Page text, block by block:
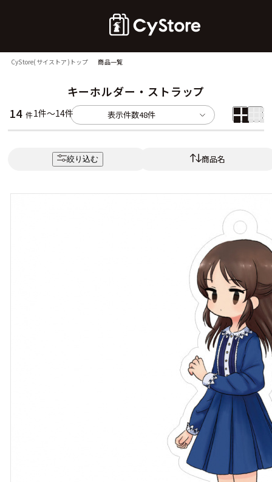
CyStore(サイストア)トップ 商品一覧
キーホルダー・ストラップ
14 件1件～14件 表示件数48件
絞り込む 商品名